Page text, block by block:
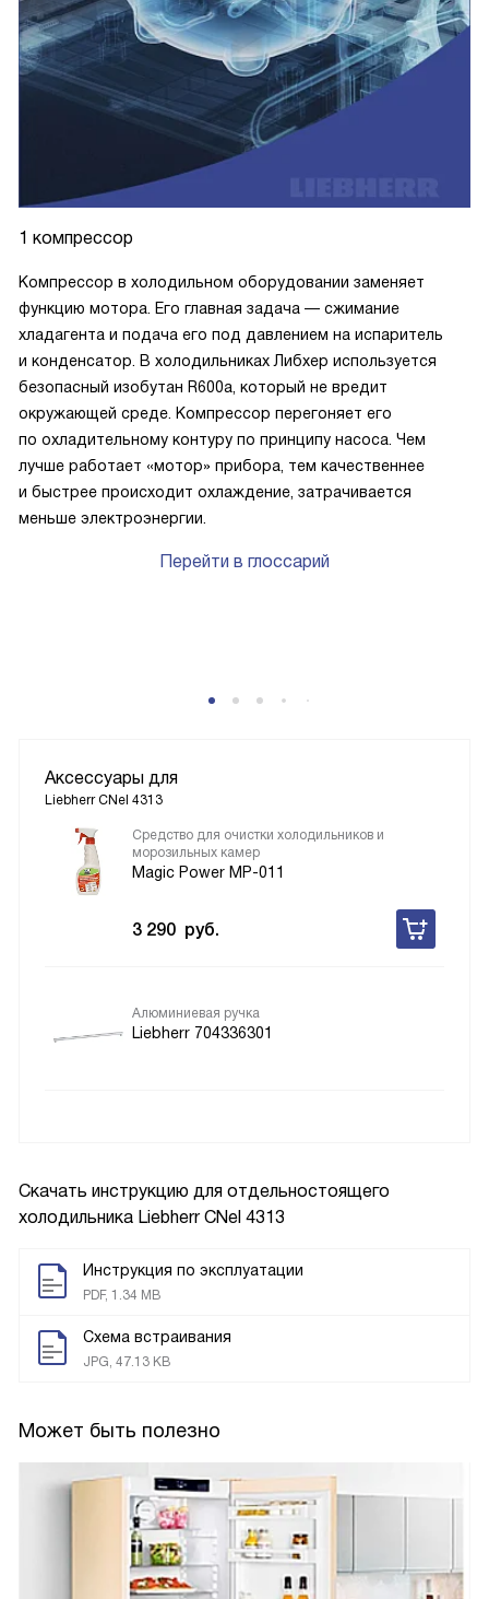
Скачать инструкцию для отдельностоящего
холодильника Liebherr CNel 4313
Инструкция по эксплуатации
PDF, 1.34 MB
Схема встраивания
JPG, 47.13 KB
Может быть полезно
1 компрессор
Компрессор в холодильном оборудовании заменяет
функцию мотора. Его главная задача — сжимание
хладагента и подача его под давлением на испаритель
и конденсатор. В холодильниках Либхер используется
безопасный изобутан R600a, который не вредит
окружающей среде. Компрессор перегоняет его
по охладительному контуру по принципу насоса. Чем
лучше работает «мотор» прибора, тем качественнее
и быстрее происходит охлаждение, затрачивается
меньше электроэнергии.
Перейти в глоссарий
Аксессуары для
Liebherr CNel 4313
Средство для очистки холодильников и
морозильных камер
Magic Power MP-011
3 290 руб.
Алюминиевая ручка
Liebherr 704336301